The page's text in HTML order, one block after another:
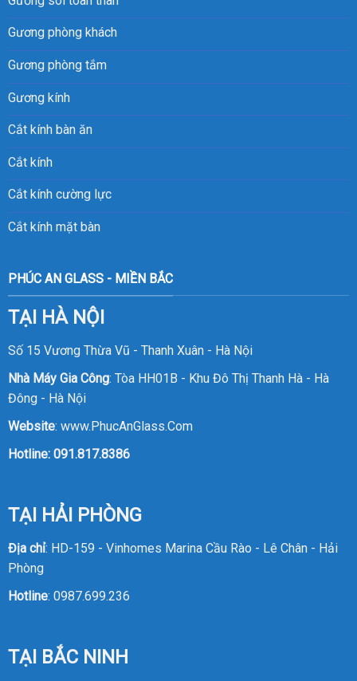
Gương phòng khách
Gương phòng tắm
Gương kính
Cắt kính bàn ăn
Cắt kính
Cắt kính cường lực
Cắt kính mặt bàn
PHÚC AN GLASS - MIỀN BẮC
TẠI HÀ NỘI
Số 15 Vương Thừa Vũ - Thanh Xuân - Hà Nội
Nhà Máy Gia Công: Tòa HH01B - Khu Đô Thị Thanh Hà - Hà
Đông - Hà Nội
Website: www.PhucAnGlass.Com
Hotline: 091.817.8386
TẠI HẢI PHÒNG
Địa chỉ: HD-159 - Vinhomes Marina Cầu Rào - Lê Chân - Hải
Phòng
Hotline: 0987.699.236
TẠI BẮC NINH